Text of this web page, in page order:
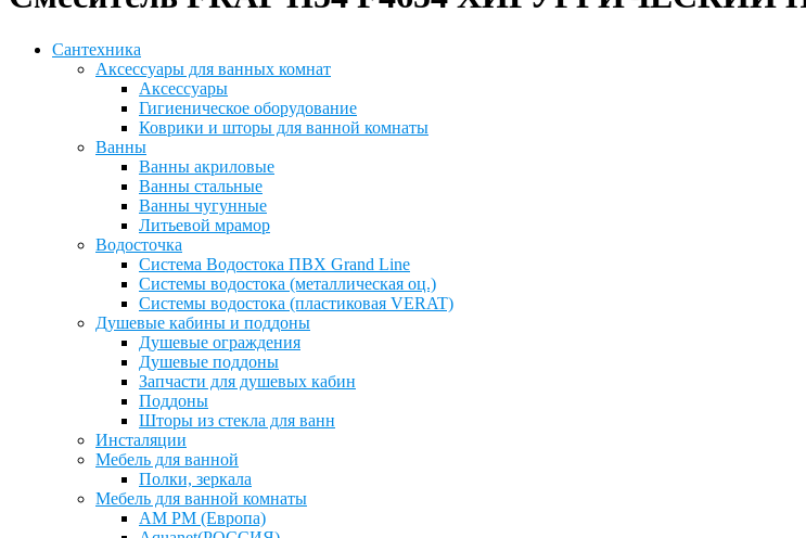
Сантехника
Аксессуары для ванных комнат
Аксессуары
Гигиеническое оборудование
Коврики и шторы для ванной комнаты
Ванны
Ванны акриловые
Ванны стальные
Ванны чугунные
Литьевой мрамор
Водосточка
Система Водостока ПВХ Grand Line
Системы водостока (металлическая оц.)
Системы водостока (пластиковая VERAT)
Душевые кабины и поддоны
Душевые ограждения
Душевые поддоны
Запчасти для душевых кабин
Поддоны
Шторы из стекла для ванн
Инсталяции
Мебель для ванной
Полки, зеркала
Мебель для ванной комнаты
AM PM (Европа)